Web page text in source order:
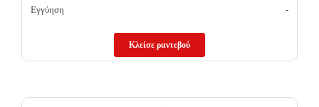
Εγγύηση -
Κλείσε ραντεβού